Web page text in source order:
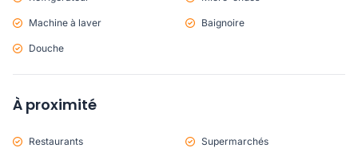
Machine à laver Baignoire
Douche
À proximité
Restaurants Supermarchés